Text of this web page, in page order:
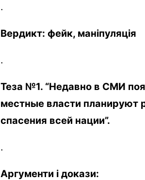
.
Вердикт: фейк, маніпуляція
.
Теза №1. “Недавно в СМИ
местные власти планируют
спасения всей нации”.
.
Аргументи і докази: